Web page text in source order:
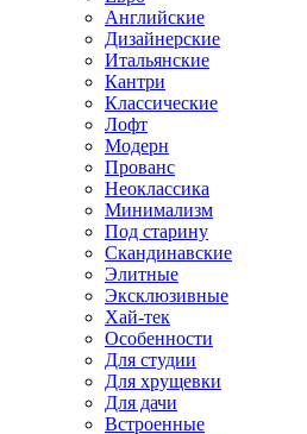
Английские
Дизайнерские
Итальянские
Кантри
Классические
Лофт
Модерн
Прованс
Неоклассика
Минимализм
Под старину
Скандинавские
Элитные
Эксклюзивные
Хай-тек
Особенности
Для студии
Для хрущевки
Для дачи
Встроенные